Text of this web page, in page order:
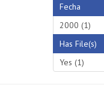
Fecha
2000 (1)
Has File(s)
Yes (1)